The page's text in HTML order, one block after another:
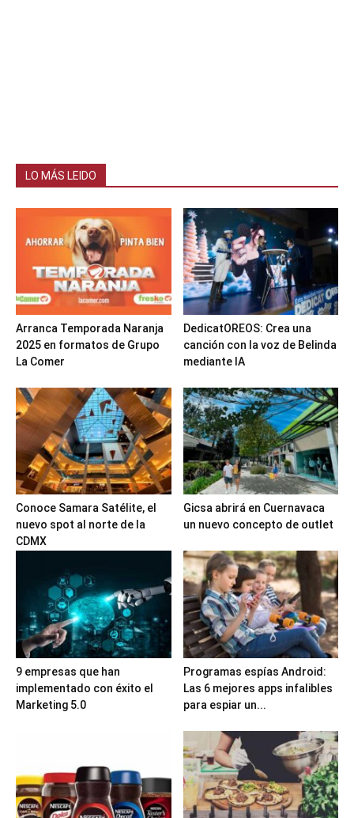
LO MÁS LEIDO
Arranca Temporada Naranja
2025 en formatos de Grupo
La Comer
DedicatOREOS: Crea una
canción con la voz de Belinda
mediante IA
Conoce Samara Satélite, el
nuevo spot al norte de la
CDMX
Gicsa abrirá en Cuernavaca
un nuevo concepto de outlet
9 empresas que han
implementado con éxito el
Marketing 5.0
Programas espías Android:
Las 6 mejores apps infalibles
para espiar un...